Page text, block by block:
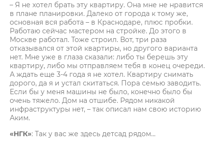
– Я не хотел брать эту квартиру. Она мне не нравится
в плане планировки. Далеко от города к тому же,
основная вся работа – в Краснодаре, плюс пробки.
Работаю сейчас мастером на стройке. До этого в
Москве работал. Тоже строил. Вот, три раза
отказывался от этой квартиры, но другого варианта
нет. Мне уже в глаза сказали: либо ты берешь эту
квартиру, либо мы отправляем тебя в конец очереди.
А ждать еще 3-4 года я не хотел. Квартиру снимать
дорого, да я и устал скитаться. Пора семью заводить.
Если бы у меня машины не было, конечно было бы
очень тяжело. Дом на отшибе. Рядом никакой
инфраструктуры нет, – так описал нам свою историю
Аким.
«НГК»: Так у вас же здесь детсад рядом…